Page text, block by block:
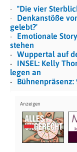
"Die vier
Denkanstöße
gelebt?'
Emotionale
stehen
Wuppertal auf
INSEL: Kelly
legen an
Bühnenpräsenz: